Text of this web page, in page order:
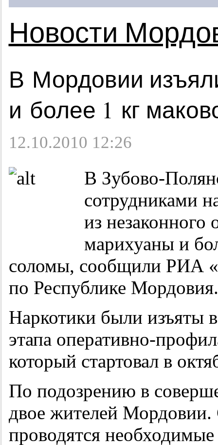
Новости
В Мордовии
и более 1 кг
12.10.2010 12:26
В Зубово-
сотрудниками
из незаконного
марихуаны и
соломы, сообщили
по Республике Мордовия.
Наркотики были изъяты
этапа оперативно-
который стартовал в
По подозрению в
двое жителей
проводятся